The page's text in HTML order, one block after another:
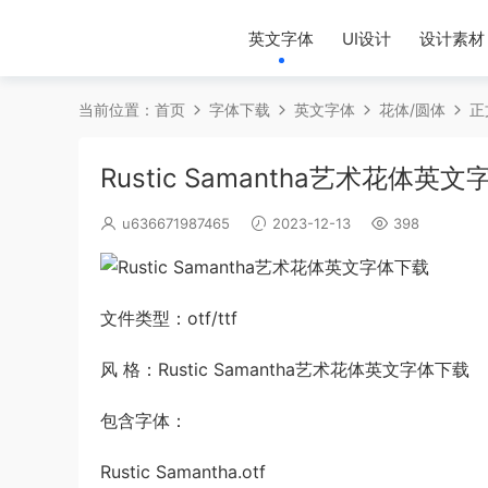
英文字体 UI设计 设计素材
当前位置： 首页 字体下载 英文字体 花体/圆体 正
Rustic Samantha艺术花体英文
u636671987465 2023-12-13 398
文件类型：otf/ttf
风 格：Rustic Samantha艺术花体英文字体下载
包含字体：
Rustic Samantha.otf